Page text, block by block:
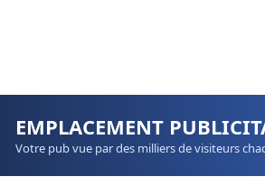
EMPLACEMENT
Votre pub vue par des milliers de visiteurs